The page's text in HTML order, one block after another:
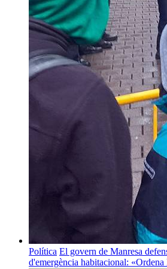
Política El govern de Manresa
d'emergència habitacional: